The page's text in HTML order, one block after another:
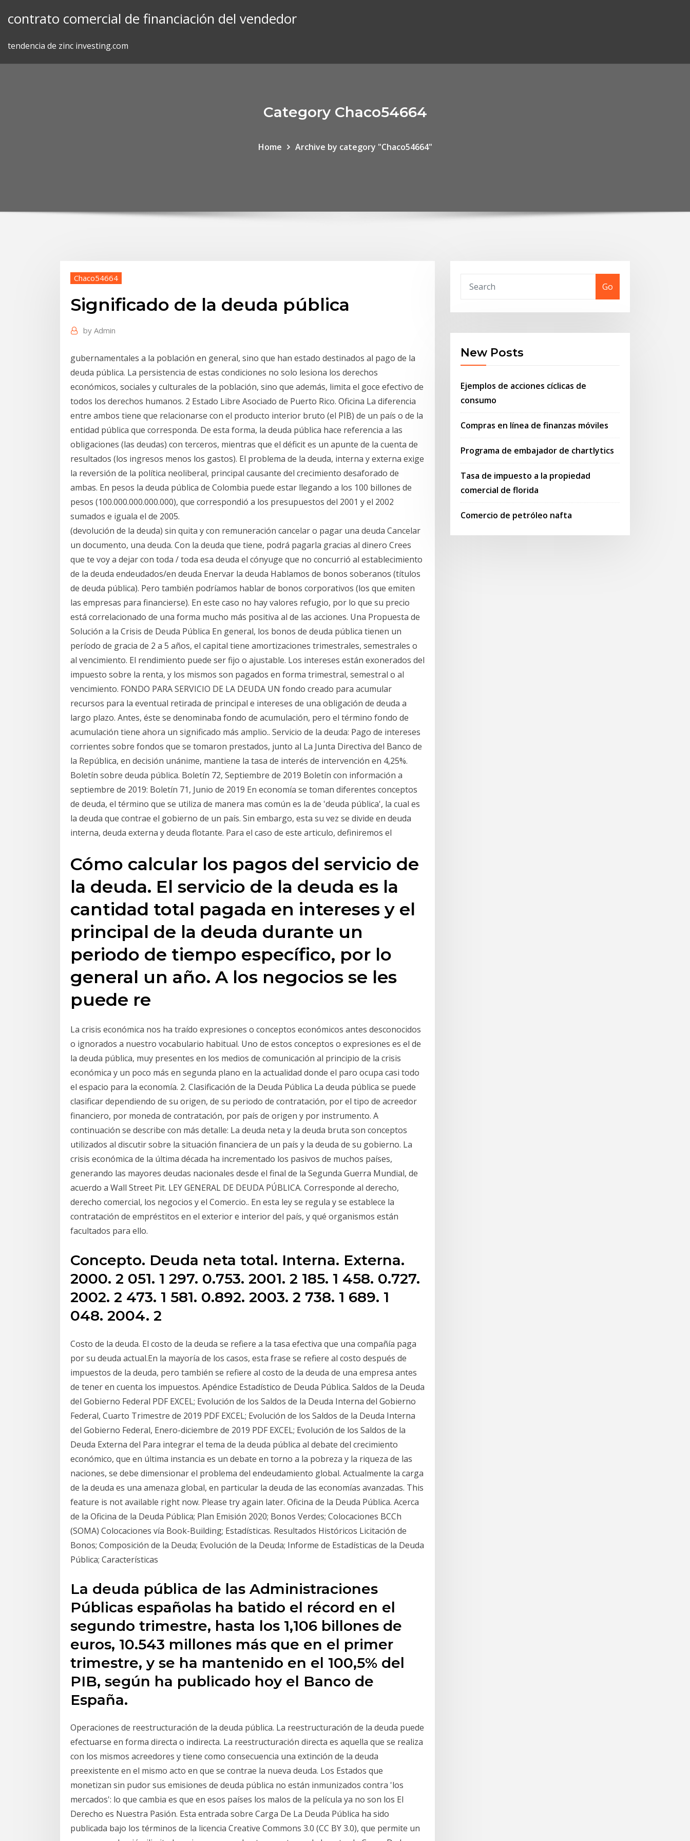
contrato comercial de financiación del vendedor
tendencia de zinc investing.com
Category Chaco54664
Home Archive by category "Chaco54664"
Chaco54664
Significado de la deuda pública
by Admin
gubernamentales a la población en general, sino que han estado destinados al pago de la
deuda pública. La persistencia de estas condiciones no solo lesiona los derechos
económicos, sociales y culturales de la población, sino que además, limita el goce efectivo de
todos los derechos humanos. 2 Estado Libre Asociado de Puerto Rico. Oficina La diferencia
entre ambos tiene que relacionarse con el producto interior bruto (el PIB) de un país o de la
entidad pública que corresponda. De esta forma, la deuda pública hace referencia a las
obligaciones (las deudas) con terceros, mientras que el déficit es un apunte de la cuenta de
resultados (los ingresos menos los gastos). El problema de la deuda, interna y externa exige
la reversión de la política neoliberal, principal causante del crecimiento desaforado de
ambas. En pesos la deuda pública de Colombia puede estar llegando a los 100 billones de
pesos (100.000.000.000.000), que correspondió a los presupuestos del 2001 y el 2002
sumados e iguala el de 2005.
(devolución de la deuda) sin quita y con remuneración cancelar o pagar una deuda Cancelar
un documento, una deuda. Con la deuda que tiene, podrá pagarla gracias al dinero Crees
que te voy a dejar con toda / toda esa deuda el cónyuge que no concurrió al establecimiento
de la deuda endeudados/en deuda Enervar la deuda Hablamos de bonos soberanos (títulos
de deuda pública). Pero también podríamos hablar de bonos corporativos (los que emiten
las empresas para financierse). En este caso no hay valores refugio, por lo que su precio
está correlacionado de una forma mucho más positiva al de las acciones. Una Propuesta de
Solución a la Crisis de Deuda Pública En general, los bonos de deuda pública tienen un
período de gracia de 2 a 5 años, el capital tiene amortizaciones trimestrales, semestrales o
al vencimiento. El rendimiento puede ser fijo o ajustable. Los intereses están exonerados del
impuesto sobre la renta, y los mismos son pagados en forma trimestral, semestral o al
vencimiento. FONDO PARA SERVICIO DE LA DEUDA UN fondo creado para acumular
recursos para la eventual retirada de principal e intereses de una obligación de deuda a
largo plazo. Antes, éste se denominaba fondo de acumulación, pero el término fondo de
acumulación tiene ahora un significado más amplio.. Servicio de la deuda: Pago de intereses
corrientes sobre fondos que se tomaron prestados, junto al La Junta Directiva del Banco de
la República, en decisión unánime, mantiene la tasa de interés de intervención en 4,25%.
Boletín sobre deuda pública. Boletín 72, Septiembre de 2019 Boletín con información a
septiembre de 2019: Boletín 71, Junio de 2019 En economía se toman diferentes conceptos
de deuda, el término que se utiliza de manera mas común es la de 'deuda pública', la cual es
la deuda que contrae el gobierno de un país. Sin embargo, esta su vez se divide en deuda
interna, deuda externa y deuda flotante. Para el caso de este articulo, definiremos el
Cómo calcular los pagos del servicio de
la deuda. El servicio de la deuda es la
cantidad total pagada en intereses y el
principal de la deuda durante un
periodo de tiempo específico, por lo
general un año. A los negocios se les
puede re
La crisis económica nos ha traído expresiones o conceptos económicos antes desconocidos
o ignorados a nuestro vocabulario habitual. Uno de estos conceptos o expresiones es el de
la deuda pública, muy presentes en los medios de comunicación al principio de la crisis
económica y un poco más en segunda plano en la actualidad donde el paro ocupa casi todo
el espacio para la economía. 2. Clasificación de la Deuda Pública La deuda pública se puede
clasificar dependiendo de su origen, de su periodo de contratación, por el tipo de acreedor
financiero, por moneda de contratación, por país de origen y por instrumento. A
continuación se describe con más detalle: La deuda neta y la deuda bruta son conceptos
utilizados al discutir sobre la situación financiera de un país y la deuda de su gobierno. La
crisis económica de la última década ha incrementado los pasivos de muchos países,
generando las mayores deudas nacionales desde el final de la Segunda Guerra Mundial, de
acuerdo a Wall Street Pit. LEY GENERAL DE DEUDA PÚBLICA. Corresponde al derecho,
derecho comercial, los negocios y el Comercio.. En esta ley se regula y se establece la
contratación de empréstitos en el exterior e interior del país, y qué organismos están
facultados para ello.
Concepto. Deuda neta total. Interna. Externa.
2000. 2 051. 1 297. 0.753. 2001. 2 185. 1 458. 0.727.
2002. 2 473. 1 581. 0.892. 2003. 2 738. 1 689. 1
048. 2004. 2
Costo de la deuda. El costo de la deuda se refiere a la tasa efectiva que una compañía paga
por su deuda actual.En la mayoría de los casos, esta frase se refiere al costo después de
impuestos de la deuda, pero también se refiere al costo de la deuda de una empresa antes
de tener en cuenta los impuestos. Apéndice Estadístico de Deuda Pública. Saldos de la Deuda
del Gobierno Federal PDF EXCEL; Evolución de los Saldos de la Deuda Interna del Gobierno
Federal, Cuarto Trimestre de 2019 PDF EXCEL; Evolución de los Saldos de la Deuda Interna
del Gobierno Federal, Enero-diciembre de 2019 PDF EXCEL; Evolución de los Saldos de la
Deuda Externa del Para integrar el tema de la deuda pública al debate del crecimiento
económico, que en última instancia es un debate en torno a la pobreza y la riqueza de las
naciones, se debe dimensionar el problema del endeudamiento global. Actualmente la carga
de la deuda es una amenaza global, en particular la deuda de las economías avanzadas. This
feature is not available right now. Please try again later. Oficina de la Deuda Pública. Acerca
de la Oficina de la Deuda Pública; Plan Emisión 2020; Bonos Verdes; Colocaciones BCCh
(SOMA) Colocaciones vía Book-Building; Estadísticas. Resultados Históricos Licitación de
Bonos; Composición de la Deuda; Evolución de la Deuda; Informe de Estadísticas de la Deuda
Pública; Características
La deuda pública de las Administraciones
Públicas españolas ha batido el récord en el
segundo trimestre, hasta los 1,106 billones de
euros, 10.543 millones más que en el primer
trimestre, y se ha mantenido en el 100,5% del
PIB, según ha publicado hoy el Banco de
España.
Operaciones de reestructuración de la deuda pública. La reestructuración de la deuda puede
efectuarse en forma directa o indirecta. La reestructuración directa es aquella que se realiza
con los mismos acreedores y tiene como consecuencia una extinción de la deuda
preexistente en el mismo acto en que se contrae la nueva deuda. Los Estados que
monetizan sin pudor sus emisiones de deuda pública no están inmunizados contra 'los
mercados': lo que cambia es que en esos países los malos de la película ya no son los El
Derecho es Nuestra Pasión. Esta entrada sobre Carga De La Deuda Pública ha sido
publicada bajo los términos de la licencia Creative Commons 3.0 (CC BY 3.0), que permite un
Go
New Posts
Ejemplos de acciones cíclicas de
consumo
Compras en línea de finanzas móviles
Programa de embajador de chartlytics
Tasa de impuesto a la propiedad
comercial de florida
Comercio de petróleo nafta